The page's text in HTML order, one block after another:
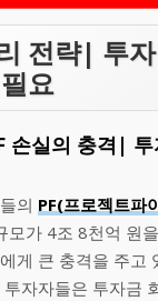
전략| 투
요
손실의 충격|
의 PF(프로젝트파
모가 4조 8천억 원
게 큰 충격을 주고
자자들은 투자금